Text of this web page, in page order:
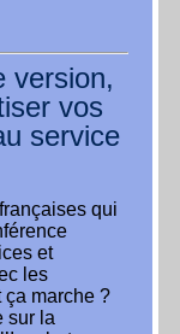
version,
vos
service
qui
et
les
marche ?
sur la